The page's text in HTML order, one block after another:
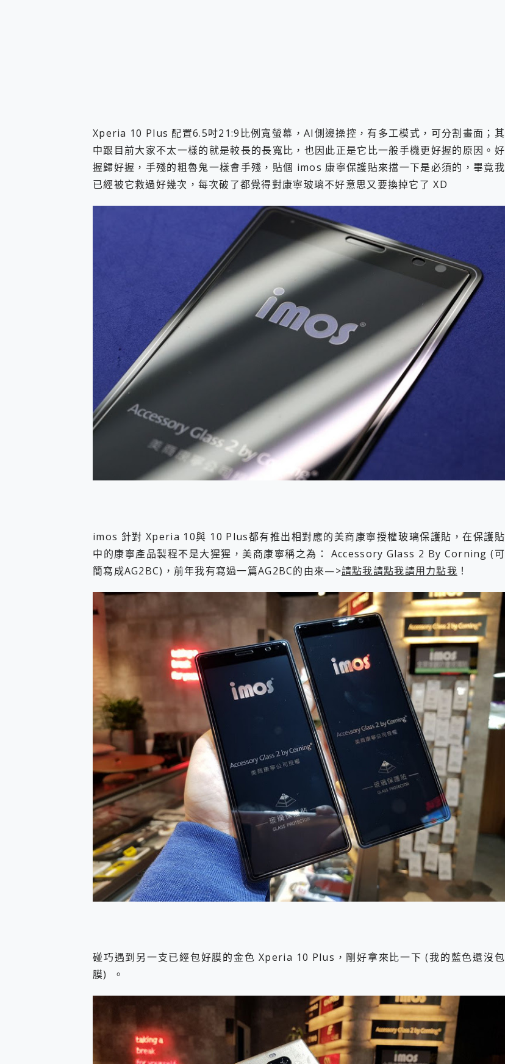
Xperia 10 Plus 配置6.5吋21:9比例寬螢幕，AI側邊操控，有多工模式，可分割畫面；其
中跟目前大家不太一樣的就是較長的長寬比，也因此正是它比一般手機更好握的原因。好
握歸好握，手殘的粗魯鬼一樣會手殘，貼個 imos 康寧保護貼來擋一下是必須的，畢竟我
已經被它救過好幾次，每次破了都覺得對康寧玻璃不好意思又要換掉它了 XD
imos 針對 Xperia 10與 10 Plus都有推出相對應的美商康寧授權玻璃保護貼，在保護貼
中的康寧產品製程不是大猩猩，美商康寧稱之為： Accessory Glass 2 By Corning (可
簡寫成AG2BC)，前年我有寫過一篇AG2BC的由來—>請點我請點我請用力點我 ！
碰巧遇到另一支已經包好膜的金色 Xperia 10 Plus，剛好拿來比一下 (我的藍色還沒包
膜) 。